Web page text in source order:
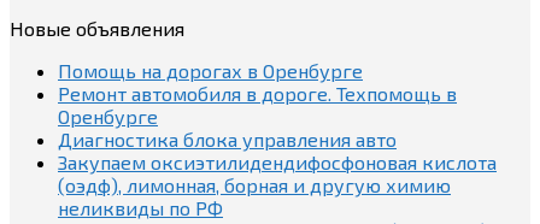
Новые объявления
Помощь на дорогах в Оренбурге
Ремонт автомобиля в дороге. Техпомощь в
Оренбурге
Диагностика блока управления авто
Закупаем оксиэтилидендифосфоновая кислота
(оэдф), лимонная, борная и другую химию
неликвиды по РФ